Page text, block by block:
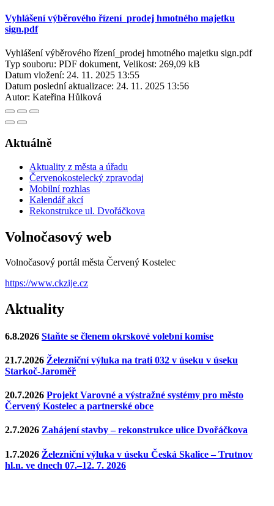
Vyhlášení výběrového řízení_prodej hmotného majetku
sign.pdf
Vyhlášení výběrového řízení_prodej hmotného majetku sign.pdf
Typ souboru: PDF dokument, Velikost: 269,09 kB
Datum vložení: 24. 11. 2025 13:55
Datum poslední aktualizace: 24. 11. 2025 13:56
Autor: Kateřina Hůlková
Aktuálně
Aktuality z města a úřadu
Červenokostelecký zpravodaj
Mobilní rozhlas
Kalendář akcí
Rekonstrukce ul. Dvořáčkova
Volnočasový web
Volnočasový portál města Červený Kostelec
https://www.ckzije.cz
Aktuality
6.8.2026 Staňte se členem okrskové volební komise
21.7.2026 Železniční výluka na trati 032 v úseku v úseku
Starkoč-Jaroměř
20.7.2026 Projekt Varovné a výstražné systémy pro město
Červený Kostelec a partnerské obce
2.7.2026 Zahájení stavby – rekonstrukce ulice Dvořáčkova
1.7.2026 Železniční výluka v úseku Česká Skalice – Trutnov
hl.n. ve dnech 07.–12. 7. 2026